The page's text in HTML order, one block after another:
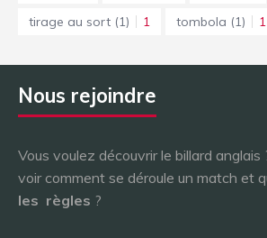
tirage au sort (1) 1 tombola (1) 1
Nous rejoindre
Vous voulez découvrir le billard anglais
voir comment se déroule un match et
les règles ?